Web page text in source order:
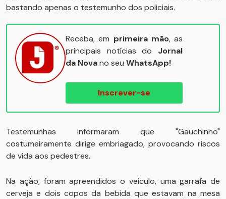
bastando apenas o testemunho dos policiais.
Receba, em primeira mão, as
principais notícias do Jornal
da Novano seu WhatsApp!
Inscrever-se
Testemunhas informaram que "Gauchinho"
costumeiramente dirige embriagado, provocando riscos
de vida aos pedestres.
Na ação, foram apreendidos o veículo, uma garrafa de
cerveja e dois copos da bebida que estavam na mesa